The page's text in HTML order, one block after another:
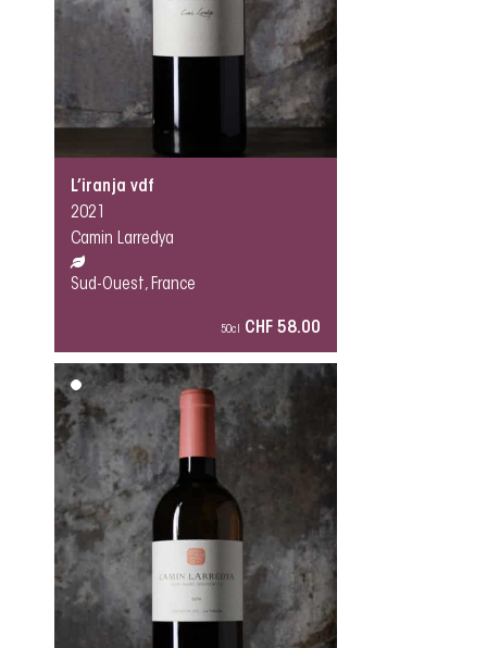
L’iranja vdf
2021
Camin Larredya
Sud-Ouest, France
50cl CHF 58.00